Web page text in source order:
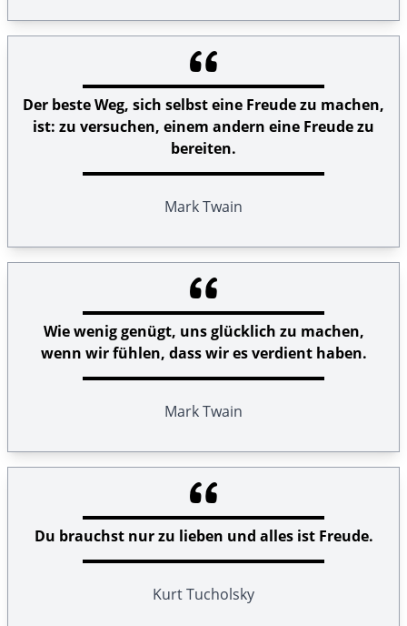
Der beste Weg, sich selbst eine Freude zu machen,
ist: zu versuchen, einem andern eine Freude zu
bereiten.
Mark Twain
Wie wenig genügt, uns glücklich zu machen,
wenn wir fühlen, dass wir es verdient haben.
Mark Twain
Du brauchst nur zu lieben und alles ist Freude.
Kurt Tucholsky